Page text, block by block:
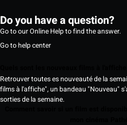
Do you have a question?
Go to our Online Help to find the answer.
Go to help center
Retrouver toutes es nouveauté de la
films à l'affiche", un bandeau "Nouveau"
sorties de la semaine.